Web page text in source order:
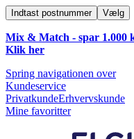
Indtast postnummer Vælg
Mix & Match - spar 1.000
Klik her
Spring navigationen over
Kundeservice
PrivatkundeErhvervskunde
Mine favoritter